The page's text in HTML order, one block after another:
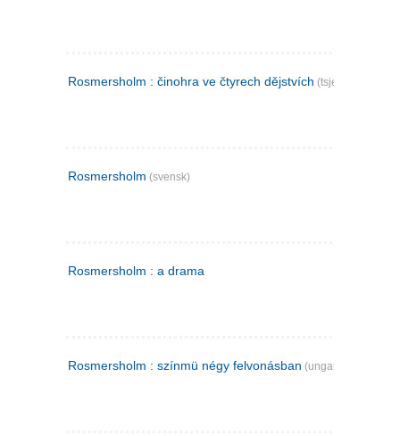
Rosmersholm : činohra ve čtyrech dějstvích (tsjekkisk)
Rosmersholm (svensk)
Rosmersholm : a drama
Rosmersholm : színmü négy felvonásban (ungarsk)